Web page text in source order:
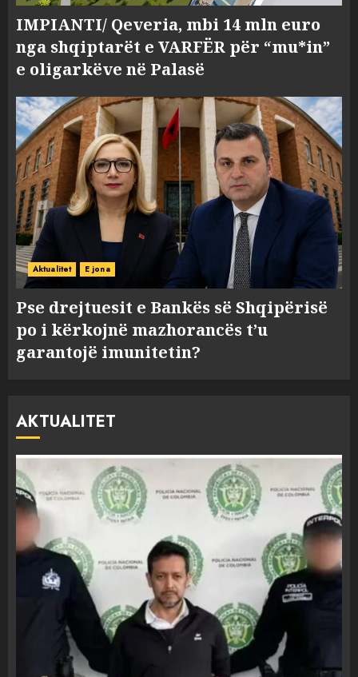
IMPIANTI/ Qeveria, mbi 14 mln euro
nga shqiptarët e VARFËR për “mu*in”
e oligarkëve në Palasë
Aktualitet E jona
Pse drejtuesit e Bankës së Shqipërisë
po i kërkojnë mazhorancës t’u
garantojë imunitetin?
AKTUALITET